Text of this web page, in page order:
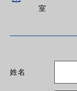
室
姓名